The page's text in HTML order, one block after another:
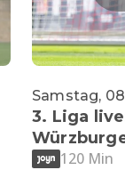
Samstag,
3. Liga
120 Min